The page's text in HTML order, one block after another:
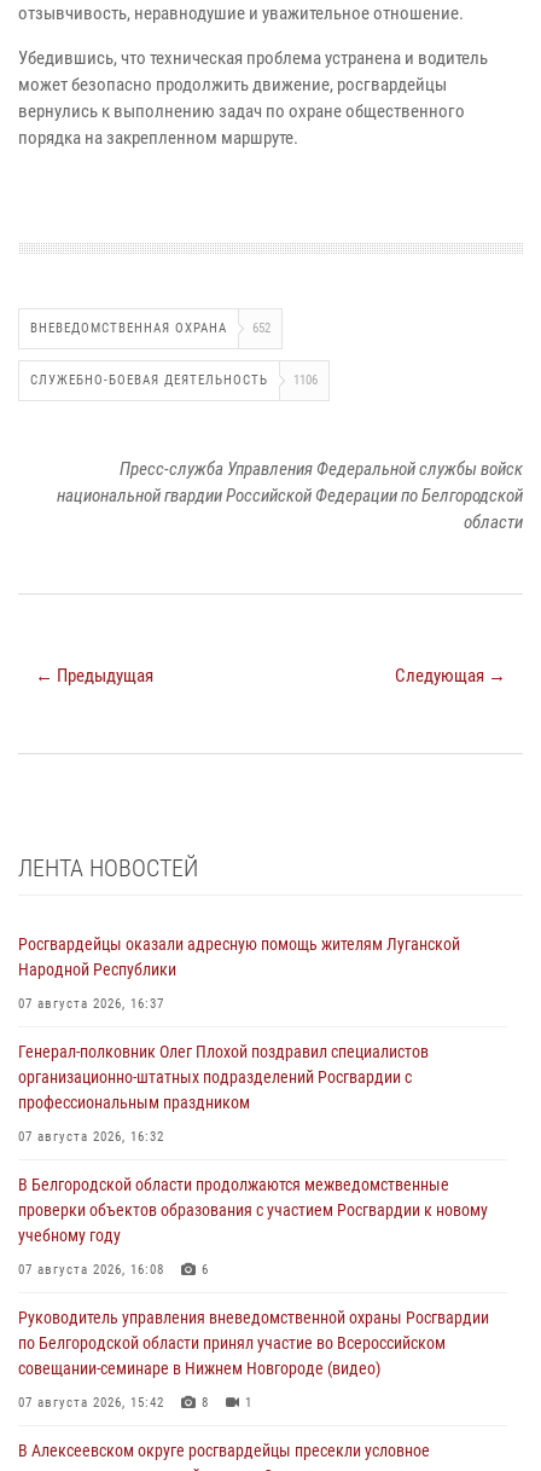
отзывчивость, неравнодушие и уважительное отношение.
Убедившись, что техническая проблема устранена и водитель
может безопасно продолжить движение, росгвардейцы
вернулись к выполнению задач по охране общественного
порядка на закрепленном маршруте.
ВНЕВЕДОМСТВЕННАЯ ОХРАНА 652
СЛУЖЕБНО-БОЕВАЯ ДЕЯТЕЛЬНОСТЬ 1106
Пресс-служба Управления Федеральной службы войск
национальной гвардии Российской Федерации по Белгородской
области
← Предыдущая Следующая →
ЛЕНТА НОВОСТЕЙ
Росгвардейцы оказали адресную помощь жителям Луганской
Народной Республики
07 августа 2026, 16:37
Генерал-полковник Олег Плохой поздравил специалистов
организационно-штатных подразделений Росгвардии с
профессиональным праздником
07 августа 2026, 16:32
В Белгородской области продолжаются межведомственные
проверки объектов образования с участием Росгвардии к новому
учебному году
07 августа 2026, 16:08 6
Руководитель управления вневедомственной охраны Росгвардии
по Белгородской области принял участие во Всероссийском
совещании-семинаре в Нижнем Новгороде (видео)
07 августа 2026, 15:42 8 1
В Алексеевском округе росгвардейцы пресекли условное